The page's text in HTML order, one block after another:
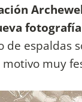
de espaldas
muy